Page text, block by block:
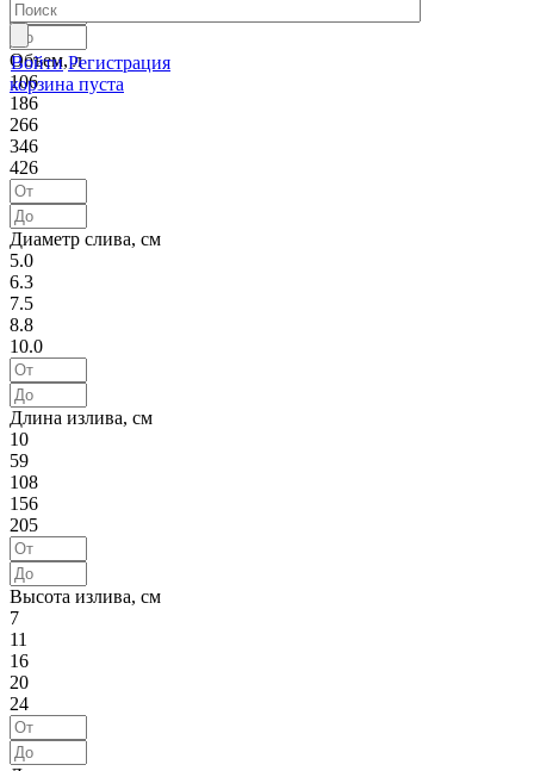
Войти Регистрация
корзина пуста
Объем, л
106
186
266
346
426
Диаметр слива, см
5.0
6.3
7.5
8.8
10.0
Длина излива, см
10
59
108
156
205
Высота излива, см
7
11
16
20
24